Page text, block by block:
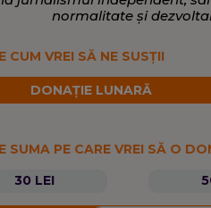
normalitate și
CUM VREI SĂ NE SUSȚII
DONAȚIE LUNARĂ
SUMA PE CARE VREI SĂ O
30 LEI